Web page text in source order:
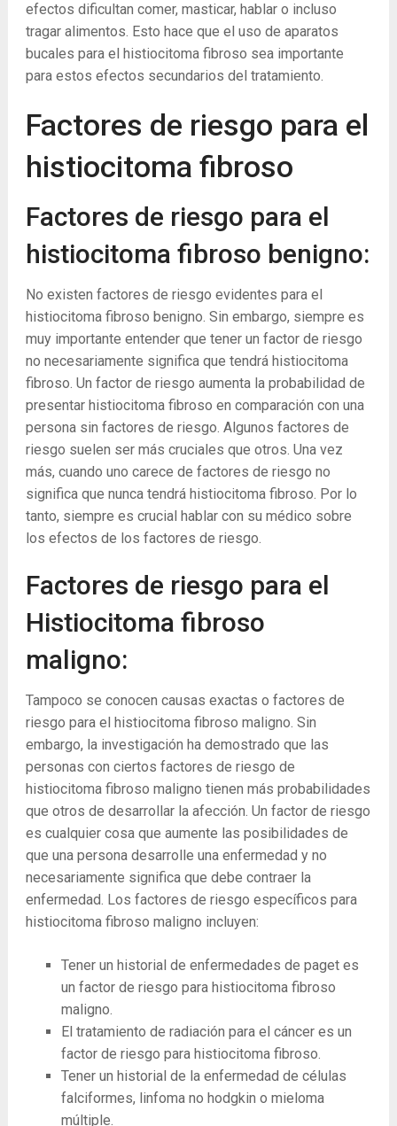
efectos dificultan comer, masticar, hablar o incluso
tragar alimentos. Esto hace que el uso de aparatos
bucales para el histiocitoma fibroso sea importante
para estos efectos secundarios del tratamiento.
Factores de riesgo para el
histiocitoma fibroso
Factores de riesgo para el
histiocitoma fibroso benigno:
No existen factores de riesgo evidentes para el
histiocitoma fibroso benigno. Sin embargo, siempre es
muy importante entender que tener un factor de riesgo
no necesariamente significa que tendrá histiocitoma
fibroso. Un factor de riesgo aumenta la probabilidad de
presentar histiocitoma fibroso en comparación con una
persona sin factores de riesgo. Algunos factores de
riesgo suelen ser más cruciales que otros. Una vez
más, cuando uno carece de factores de riesgo no
significa que nunca tendrá histiocitoma fibroso. Por lo
tanto, siempre es crucial hablar con su médico sobre
los efectos de los factores de riesgo.
Factores de riesgo para el
Histiocitoma fibroso
maligno:
Tampoco se conocen causas exactas o factores de
riesgo para el histiocitoma fibroso maligno. Sin
embargo, la investigación ha demostrado que las
personas con ciertos factores de riesgo de
histiocitoma fibroso maligno tienen más probabilidades
que otros de desarrollar la afección. Un factor de riesgo
es cualquier cosa que aumente las posibilidades de
que una persona desarrolle una enfermedad y no
necesariamente significa que debe contraer la
enfermedad. Los factores de riesgo específicos para
histiocitoma fibroso maligno incluyen:
Tener un historial de enfermedades de paget es
un factor de riesgo para histiocitoma fibroso
maligno.
El tratamiento de radiación para el cáncer es un
factor de riesgo para histiocitoma fibroso.
Tener un historial de la enfermedad de células
falciformes, linfoma no hodgkin o mieloma
múltiple.